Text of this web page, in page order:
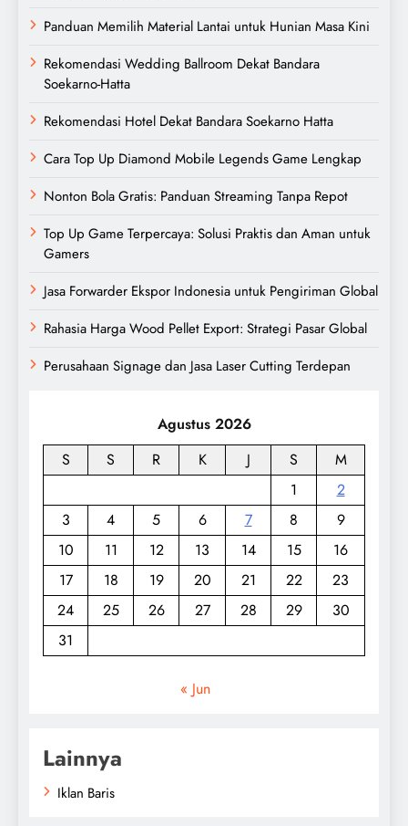
Panduan Memilih Material Lantai untuk Hunian Masa Kini
Rekomendasi Wedding Ballroom Dekat Bandara
Soekarno-Hatta
Rekomendasi Hotel Dekat Bandara Soekarno Hatta
Cara Top Up Diamond Mobile Legends Game Lengkap
Nonton Bola Gratis: Panduan Streaming Tanpa Repot
Top Up Game Terpercaya: Solusi Praktis dan Aman untuk
Gamers
Jasa Forwarder Ekspor Indonesia untuk Pengiriman Global
Rahasia Harga Wood Pellet Export: Strategi Pasar Global
Perusahaan Signage dan Jasa Laser Cutting Terdepan
Agustus 2026
S
S R K J S
M
1
2
3
4 5 6 7 8
9
10
11 12 13 14 15
16
17
18 19 20 21 22
23
24
25 26 27 28 29
30
31
« Jun
Lainnya
Iklan Baris